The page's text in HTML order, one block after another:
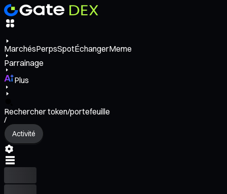
MarchésPerpsSpotÉchangerMeme
Parrainage
Plus
Rechercher token/portefeuille
/
Activité